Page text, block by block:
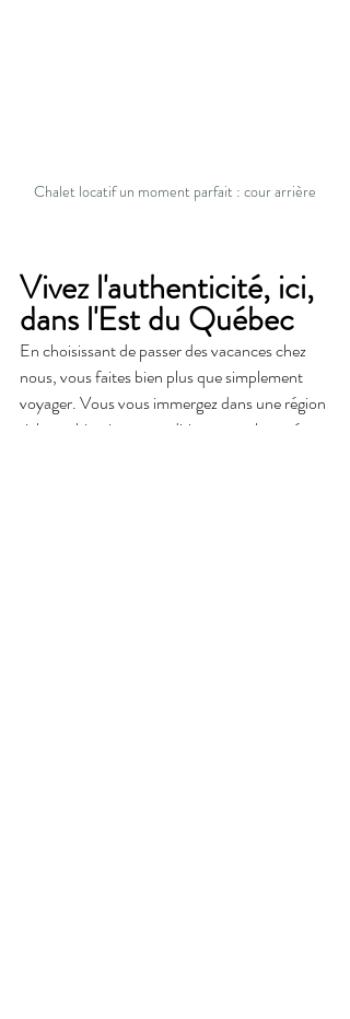
Chalet locatif un moment parfait : cour arrière
Vivez l'authenticité, ici,
dans l'Est du Québec
En choisissant de passer des vacances chez
nous, vous faites bien plus que simplement
voyager. Vous vous immergez dans une région
riche en histoire, en traditions et en beauté